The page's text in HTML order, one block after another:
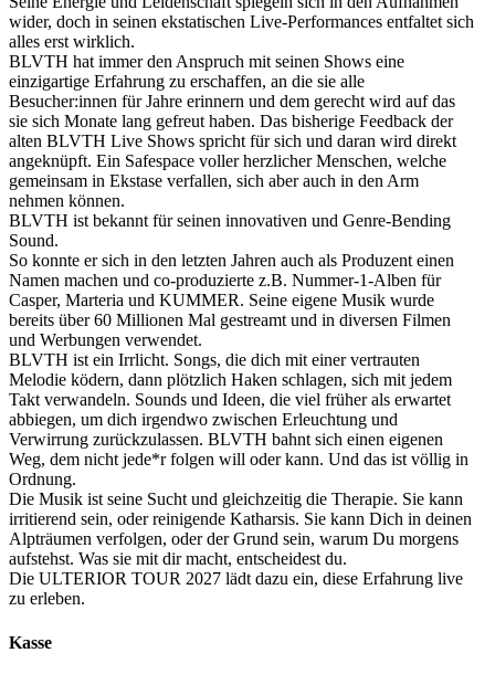
wider, doch in seinen ekstatischen Live-Performances entfaltet sich
alles erst wirklich.
BLVTH hat immer den Anspruch mit seinen Shows eine
einzigartige Erfahrung zu erschaffen, an die sie alle
Besucher:innen für Jahre erinnern und dem gerecht wird auf das
sie sich Monate lang gefreut haben. Das bisherige Feedback der
alten BLVTH Live Shows spricht für sich und daran wird direkt
angeknüpft. Ein Safespace voller herzlicher Menschen, welche
gemeinsam in Ekstase verfallen, sich aber auch in den Arm
nehmen können.
BLVTH ist bekannt für seinen innovativen und Genre-Bending
Sound.
So konnte er sich in den letzten Jahren auch als Produzent einen
Namen machen und co-produzierte z.B. Nummer-1-Alben für
Casper, Marteria und KUMMER. Seine eigene Musik wurde
bereits über 60 Millionen Mal gestreamt und in diversen Filmen
und Werbungen verwendet.
BLVTH ist ein Irrlicht. Songs, die dich mit einer vertrauten
Melodie ködern, dann plötzlich Haken schlagen, sich mit jedem
Takt verwandeln. Sounds und Ideen, die viel früher als erwartet
abbiegen, um dich irgendwo zwischen Erleuchtung und
Verwirrung zurückzulassen. BLVTH bahnt sich einen eigenen
Weg, dem nicht jede*r folgen will oder kann. Und das ist völlig in
Ordnung.
Die Musik ist seine Sucht und gleichzeitig die Therapie. Sie kann
irritierend sein, oder reinigende Katharsis. Sie kann Dich in deinen
Alpträumen verfolgen, oder der Grund sein, warum Du morgens
aufstehst. Was sie mit dir macht, entscheidest du.
Die ULTERIOR TOUR 2027 lädt dazu ein, diese Erfahrung live
zu erleben.
Kasse